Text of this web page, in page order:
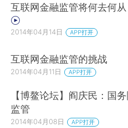
互联网金融监管将何去何从
2014年04月14日 APP打开
互联网金融监管的挑战
2014年04月11日 APP打开
【博鳌论坛】阎庆民：国
监管
2014年04月08日 APP打开